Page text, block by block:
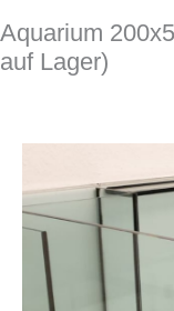
Aquarium
auf Lager)